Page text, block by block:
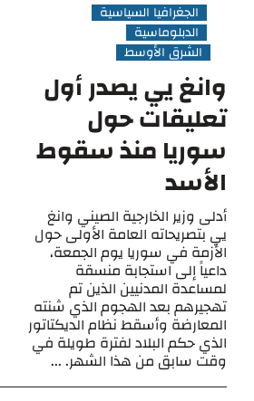
الجغرافيا السياسية
الدبلوماسية
الشرق الأوسط
وانغ يي يصدر أول
تعليقات حول
سوريا منذ سقوط
الأسد
أدلى وزير الخارجية الصيني وانغ
يي بتصريحاته العامة الأولى حول
الأزمة في سوريا يوم الجمعة،
داعياً إلى استجابة منسقة
لمساعدة المدنيين الذين تم
تهجيرهم بعد الهجوم الذي شنته
المعارضة وأسقط نظام الديكتاتور
الذي حكم البلاد لفترة طويلة في
وقت سابق من هذا الشهر. ...